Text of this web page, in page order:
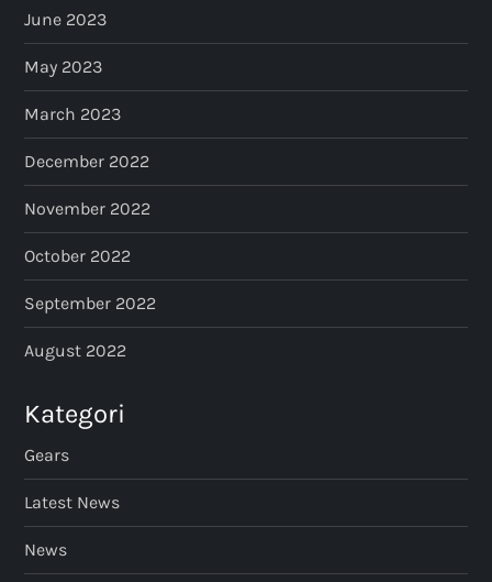
June 2023
May 2023
March 2023
December 2022
November 2022
October 2022
September 2022
August 2022
Kategori
Gears
Latest News
News